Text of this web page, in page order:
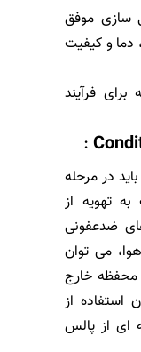
سازی موفق
دما و کیفیت
فرآیند
:
در مرحله
تهویه از
ضدعفونی
می توان
محفظه خارج
استفاده از
ای از پالس